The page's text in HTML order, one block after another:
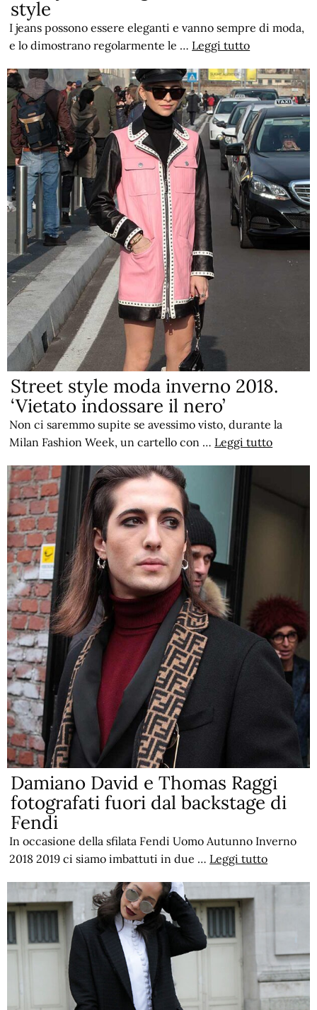
style
I jeans possono essere eleganti e vanno sempre di moda,
e lo dimostrano regolarmente le … Leggi tutto
Street style moda inverno 2018.
‘Vietato indossare il nero’
Non ci saremmo supite se avessimo visto, durante la
Milan Fashion Week, un cartello con … Leggi tutto
Damiano David e Thomas Raggi
fotografati fuori dal backstage di
Fendi
In occasione della sfilata Fendi Uomo Autunno Inverno
2018 2019 ci siamo imbattuti in due … Leggi tutto